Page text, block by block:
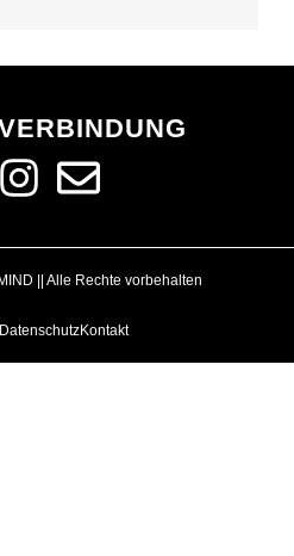
|| Alle Rechte vorbehalten
Kontakt